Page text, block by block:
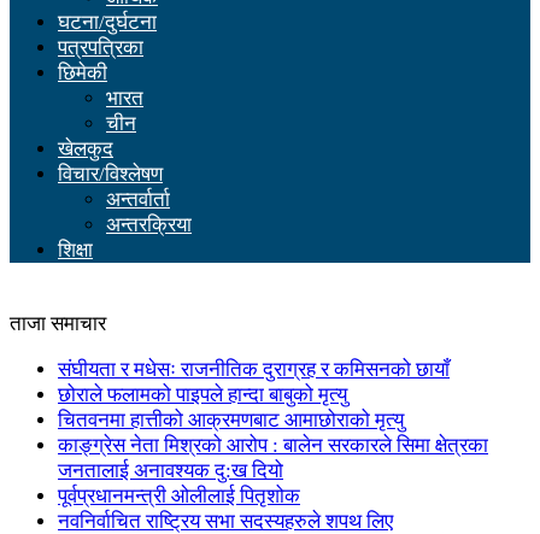
घटना/दुर्घटना
पत्रपत्रिका
छिमेकी
भारत
चीन
खेलकुद
विचार/विश्लेषण
अन्तर्वार्ता
अन्तरक्रिया
शिक्षा
ताजा समाचार
संघीयता र मधेसः राजनीतिक दुराग्रह र कमिसनको छायाँ
छोराले फलामको पाइपले हान्दा बाबुको मृत्यु
चितवनमा हात्तीको आक्रमणबाट आमाछोराको मृत्यु
काङ्ग्रेस नेता मिश्रको आरोप : बालेन सरकारले सिमा क्षेत्रका
जनतालाई अनावश्यक दु:ख दियो
पूर्वप्रधानमन्त्री ओलीलाई पितृशोक
नवनिर्वाचित राष्ट्रिय सभा सदस्यहरुले शपथ लिए